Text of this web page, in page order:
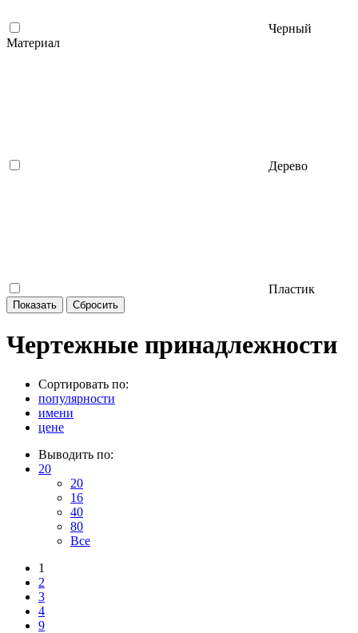
Черный
Материал
Дерево
Пластик
Чертежные принадлежности
Сортировать по:
популярности
имени
цене
Выводить по:
20
20
16
40
80
Все
1
2
3
4
9